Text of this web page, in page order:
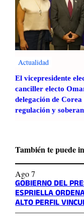
Actualidad
El vicepresidente
canciller electo
delegación de
regulación y
También te puede
Ago 7
GOBIERNO DEL
ESPRIELLA
ALTO PERFIL